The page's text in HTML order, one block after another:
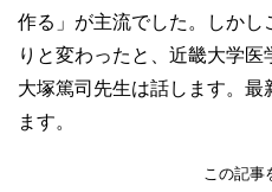
作る」が主流でした。しかし
りと変わったと、近畿大学
大塚篤司先生は話します。
ます。
この記事